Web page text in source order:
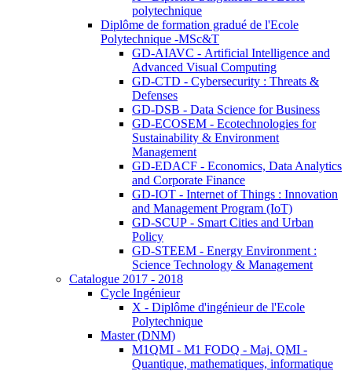
polytechnique
Diplôme de formation gradué de l'Ecole
Polytechnique -MSc&T
GD-AIAVC - Artificial Intelligence and
Advanced Visual Computing
GD-CTD - Cybersecurity : Threats &
Defenses
GD-DSB - Data Science for Business
GD-ECOSEM - Ecotechnologies for
Sustainability & Environment
Management
GD-EDACF - Economics, Data Analytics
and Corporate Finance
GD-IOT - Internet of Things : Innovation
and Management Program (IoT)
GD-SCUP - Smart Cities and Urban
Policy
GD-STEEM - Energy Environment :
Science Technology & Management
Catalogue 2017 - 2018
Cycle Ingénieur
X - Diplôme d'ingénieur de l'Ecole
Polytechnique
Master (DNM)
M1QMI - M1 FODQ - Maj. QMI -
Quantique, mathematiques, informatique